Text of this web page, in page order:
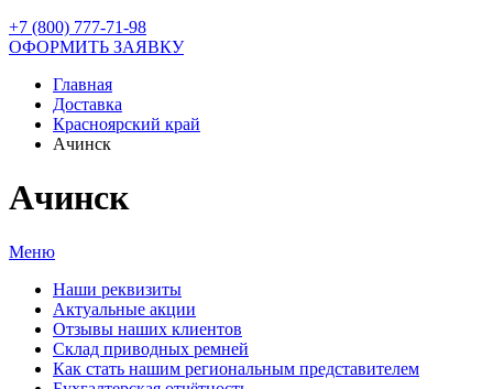
+7 (800) 777-71-98
ОФОРМИТЬ ЗАЯВКУ
Главная
Доставка
Красноярский край
Ачинск
Ачинск
Меню
Наши реквизиты
Актуальные акции
Отзывы наших клиентов
Склад приводных ремней
Как стать нашим региональным представителем